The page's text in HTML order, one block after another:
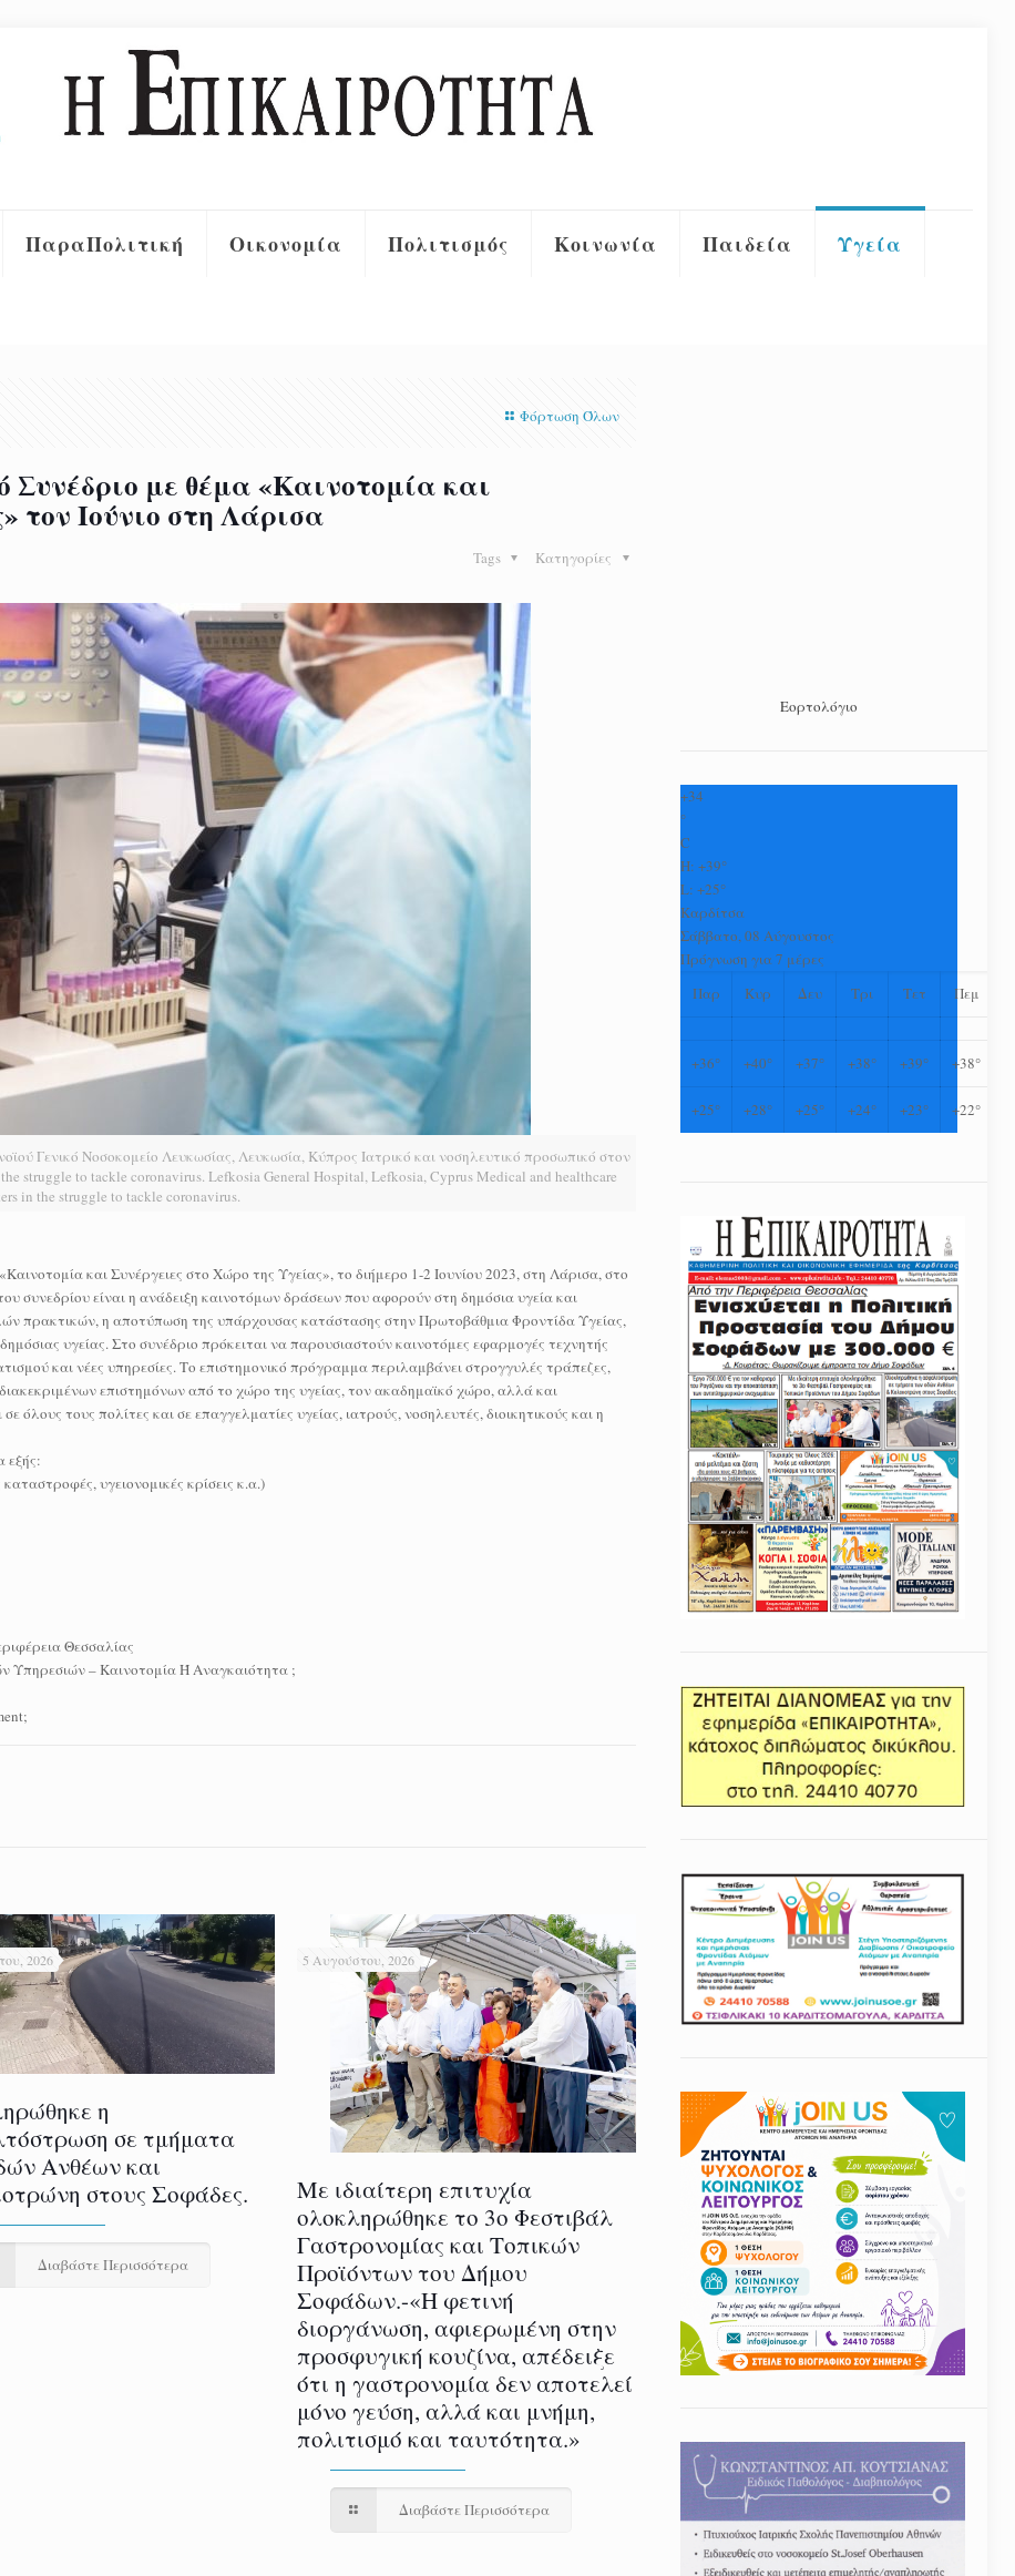
ΠαραΠολιτική Οικονομία Πολιτισμός Κοινωνία Παιδεία Υγεία
Φόρτωση Όλων
με θέμα «Καινοτομία και
τον Ιούνιο στη Λάρισα
Κατηγορίες
Tags
Γενικό Νοσοκομείο Λευκωσίας, Λευκωσία, Κύπρος Ιατρικό και νοσηλευτικό προσωπικό στον
struggle to tackle coronavirus. Lefkosia General Hospital, Lefkosia, Cyprus Medical and healthcare
in the struggle to tackle coronavirus.
και Συνέργειες στο Χώρο της Υγείας», το διήμερο 1-2 Ιουνίου 2023, στη Λάρισα, στο
συνεδρίου είναι η ανάδειξη καινοτόμων δράσεων που αφορούν στη δημόσια υγεία και
πρακτικών, η αποτύπωση της υπάρχουσας κατάστασης στην Πρωτοβάθμια Φροντίδα Υγείας,
υγείας. Στο συνέδριο πρόκειται να παρουσιαστούν καινοτόμες εφαρμογές τεχνητής
και νέες υπηρεσίες. Το επιστημονικό πρόγραμμα περιλαμβάνει στρογγυλές τράπεζες,
επιστημόνων από το χώρο της υγείας, τον ακαδημαϊκό χώρο, αλλά και
όλους τους πολίτες και σε επαγγελματίες υγείας, ιατρούς, νοσηλευτές, διοικητικούς και η
εξής:
υγειονομικές κρίσεις κ.α.)
Θεσσαλίας
Υπηρεσιών – Καινοτομία Ή Αναγκαιότητα ;
2026
η
σε τμήματα
Ανθέων και
στους Σοφάδες.
Διαβάστε Περισσότερα
5 Αυγούστου, 2026
Με ιδιαίτερη επιτυχία
ολοκληρώθηκε το 3ο Φεστιβάλ
Γαστρονομίας και Τοπικών
Προϊόντων του Δήμου
Σοφάδων.-«Η φετινή
διοργάνωση, αφιερωμένη στην
προσφυγική κουζίνα, απέδειξε
ότι η γαστρονομία δεν αποτελεί
μόνο γεύση, αλλά και μνήμη,
πολιτισμό και ταυτότητα.»
Διαβάστε Περισσότερα
Εορτολόγιο
+34
°
C
H:+39°
L:+25°
Καρδίτσα
Σάββατο, 08 Αύγουστος
Πρόγνωση για 7 μέρες
Παρ
Κυρ Δευ Τρι Τετ Πεμ
+36° +40° +37° +38° +39° +38°
+25° +28° +25° +24° +23° +22°